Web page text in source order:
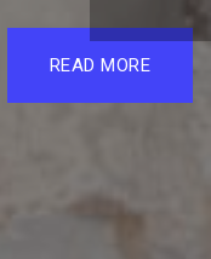
READ MORE